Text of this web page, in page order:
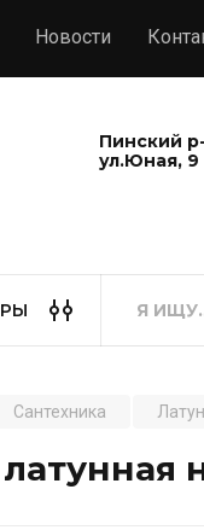
Новости
Пинский
ул.Юная, 9
Сантехника